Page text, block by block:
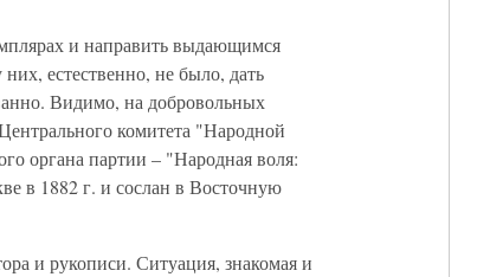
и направить выдающимся
естественно, не было, дать
Видимо, на добровольных
комитета "Народной
органа партии – "Народная воля:
в 1882 г. и сослан в Восточную
и рукописи. Ситуация, знакомая и